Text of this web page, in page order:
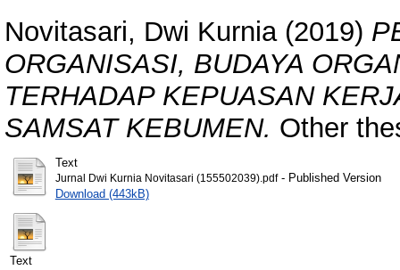
Novitasari, Dwi Kurnia(2019)
ORGANISASI, BUDAYA
TERHADAP KEPUASAN
SAMSAT KEBUMEN. Other
Text
Jurnal Dwi Kurnia Novitasari (155502039).pdf- Published Version
Download (443kB)
Text